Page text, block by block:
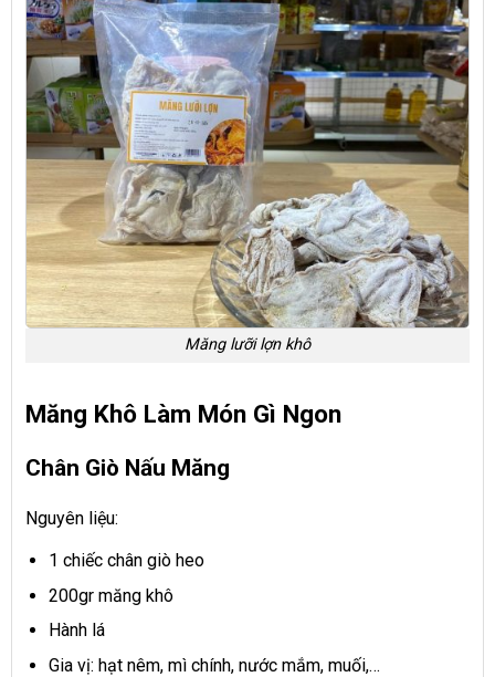
Măng lưỡi lợn khô
Măng Khô Làm Món Gì Ngon
Chân Giò Nấu Măng
Nguyên liệu:
1 chiếc chân giò heo
200gr măng khô
Hành lá
Gia vị: hạt nêm, mì chính, nước mắm, muối,…